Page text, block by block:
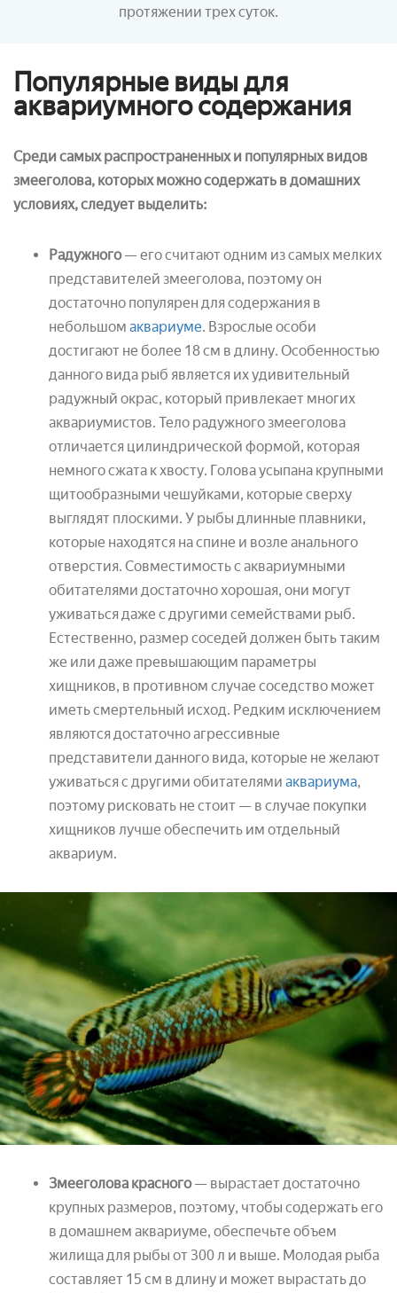
протяжении трех суток.
Популярные виды для
аквариумного содержания
Среди самых распространенных и популярных видов
змееголова, которых можно содержать в домашних
условиях, следует выделить:
Радужного— его считают одним из самых мелких
представителей змееголова, поэтому он
достаточно популярен для содержания в
небольшом аквариуме. Взрослые особи
достигают не более 18 см в длину. Особенностью
данного вида рыб является их удивительный
радужный окрас, который привлекает многих
аквариумистов. Тело радужного змееголова
отличается цилиндрической формой, которая
немного сжата к хвосту. Голова усыпана крупными
щитообразными чешуйками, которые сверху
выглядят плоскими. У рыбы длинные плавники,
которые находятся на спине и возле анального
отверстия. Совместимость с аквариумными
обитателями достаточно хорошая, они могут
уживаться даже с другими семействами рыб.
Естественно, размер соседей должен быть таким
же или даже превышающим параметры
хищников, в противном случае соседство может
иметь смертельный исход. Редким исключением
являются достаточно агрессивные
представители данного вида, которые не желают
уживаться с другими обитателями аквариума,
поэтому рисковать не стоит — в случае покупки
хищников лучше обеспечить им отдельный
аквариум.
Змееголова красного— вырастает достаточно
крупных размеров, поэтому, чтобы содержать его
в домашнем аквариуме, обеспечьте объем
жилища для рыбы от 300 л и выше. Молодая рыба
составляет 15 см в длину и может вырастать до